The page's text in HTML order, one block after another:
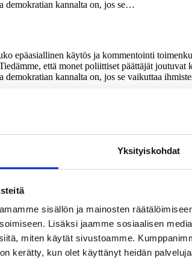
Yksityiskohdat
sisällön ja mainosten
Lisäksi jaamme sosiaalisen
miten käytät sivustoamme.
kerätty, kun olet käyttänyt heidän
demokratian kannalta on, jos se…
epäasiallinen käytös ja kommentointi
että monet poliittiset päättäjät
kannalta on, jos se vaikuttaa
pysyvyyden. Vuoden 2008
ilmoitti joutuneensa luottamus- tai
myös vihapuheen kohteeksi joutumiselle.
liittyvää vihapuhetta tai häirintää.
2018; Knuutila, Kosonen, Saresma,
Digitaalisen median merkitys on
sosiaalisessa mediassa. (vrt. esim.
elämään ja työsuorituksiin. Häirintä
voivat ulottua työn lisäksi luovuuteen ja
yleisesti vihaavat häiriköt, 2) henkilöön
Reunanen & Harju 2006.)